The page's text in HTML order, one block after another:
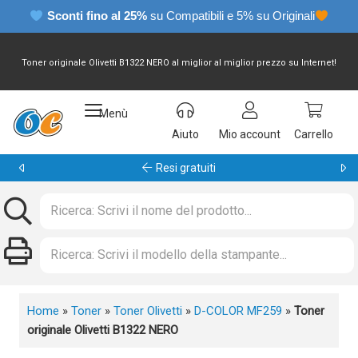
Sconti fino al 25% su Compatibili e 5% su Originali
Toner originale Olivetti B1322 NERO al miglior al miglior prezzo su Internet!
Menù
Aiuto
Mio account Carrello
Garanzia 24 mesi
Home » Toner » Toner Olivetti » D-COLOR MF259 » Toner
originale Olivetti B1322 NERO